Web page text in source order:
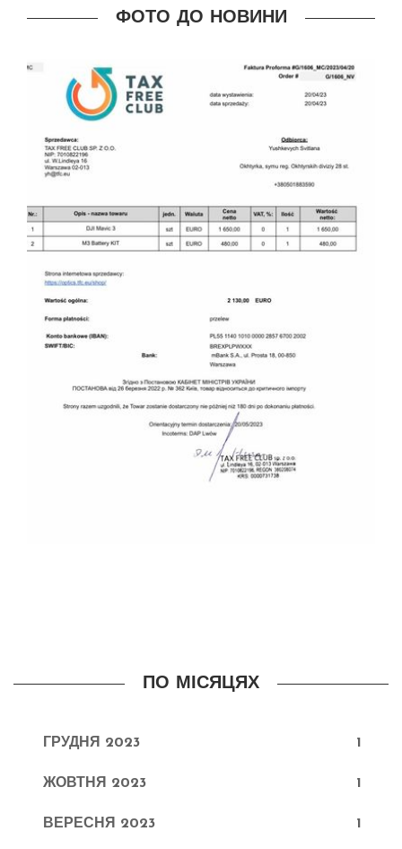
ФОТО ДО НОВИНИ
ПО МІСЯЦЯХ
ГРУДНЯ 2023 1
ЖОВТНЯ 2023 1
ВЕРЕСНЯ 2023 1